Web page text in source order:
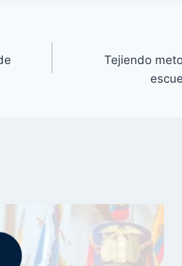
Tejiendo